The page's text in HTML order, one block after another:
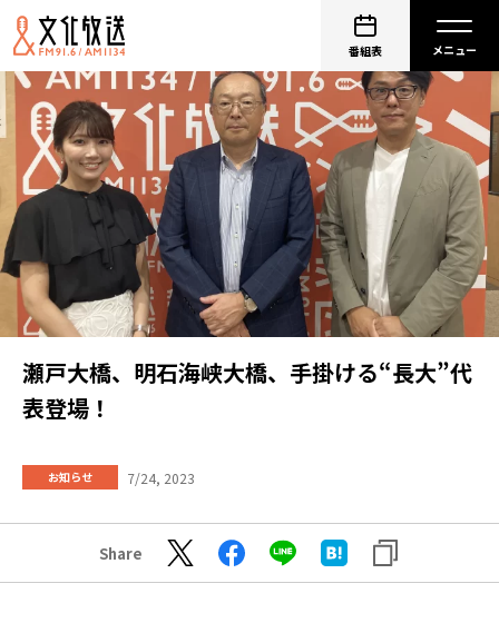
番組表
瀬戸大橋、明石海峡大橋、手掛ける“長大”代
表登場！
お知らせ 7/24, 2023
Share